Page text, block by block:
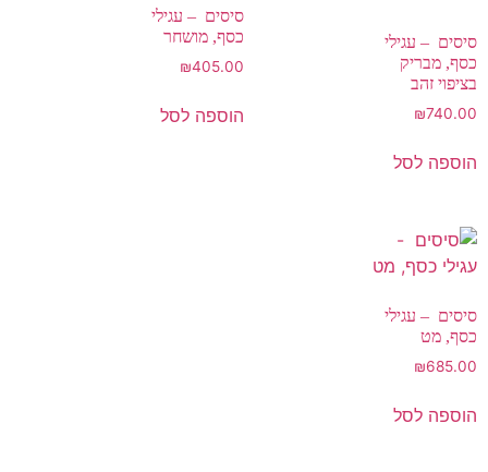
סיסים – עגילי
כסף, מבריק
בציפוי זהב
₪740.00
הוספה לסל
סיסים – עגילי
כסף, מושחר
₪405.00
הוספה לסל
סיסים – עגילי
כסף, מט
₪685.00
הוספה לסל